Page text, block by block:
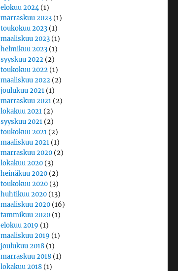
elokuu 2024(1)
marraskuu 2023 (1)
toukokuu 2023 (1)
maaliskuu 2023 (1)
helmikuu 2023 (1)
syyskuu 2022 (2)
toukokuu 2022 (1)
maaliskuu 2022 (2)
joulukuu 2021 (1)
marraskuu 2021 (2)
lokakuu 2021 (2)
syyskuu 2021 (2)
toukokuu 2021 (2)
maaliskuu 2021 (1)
marraskuu 2020 (2)
lokakuu 2020 (3)
heinäkuu 2020 (2)
toukokuu 2020 (3)
huhtikuu 2020 (13)
maaliskuu 2020 (16)
tammikuu 2020 (1)
elokuu 2019 (1)
maaliskuu 2019 (1)
joulukuu 2018 (1)
marraskuu 2018 (1)
lokakuu 2018 (1)